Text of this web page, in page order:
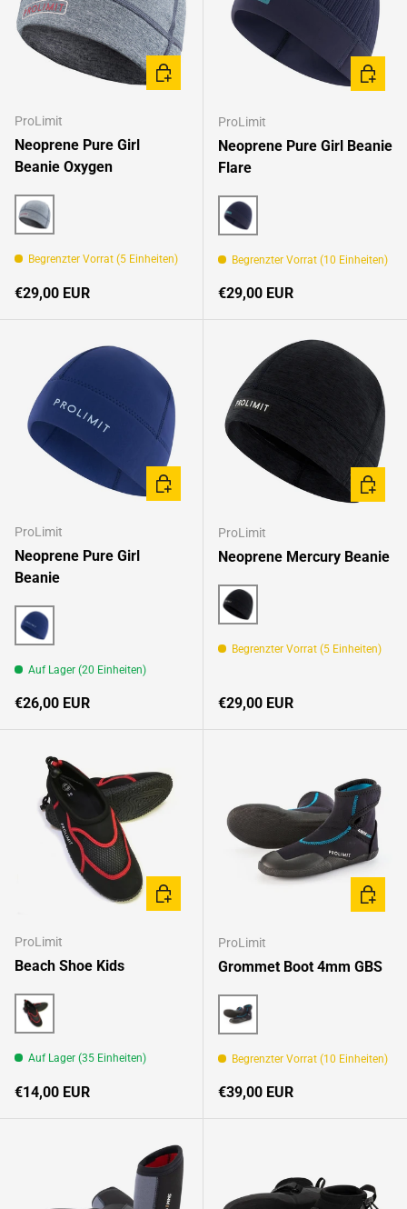
ProLimit
Neoprene Pure Girl
Beanie Oxygen
Begrenzter Vorrat (5 Einheiten)
Normaler Preis
€29,00 EUR
OPTIONEN AUSWÄHLEN
ProLimit
Neoprene Pure Girl Beanie
Flare
Begrenzter Vorrat (10 Einheiten)
Normaler Preis
€29,00 EUR
ProLimit
Neoprene Pure Girl
Beanie
Auf Lager (20 Einheiten)
Normaler Preis
€26,00 EUR
OPTIONEN AUSWÄHLEN
ProLimit
Neoprene Mercury Beanie
Begrenzter Vorrat (5 Einheiten)
Normaler Preis
€29,00 EUR
ProLimit
Beach Shoe Kids
Auf Lager (35 Einheiten)
Normaler Preis
€14,00 EUR
OPTIONEN AUSWÄHLEN
ProLimit
Grommet Boot 4mm GBS
Begrenzter Vorrat (10 Einheiten)
Normaler Preis
€39,00 EUR